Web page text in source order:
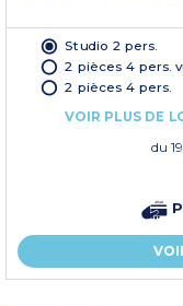
Studio 2 pers.
2 pièces 4 pers.
2 pièces 4 pers.
VOIR PLUS DE
du